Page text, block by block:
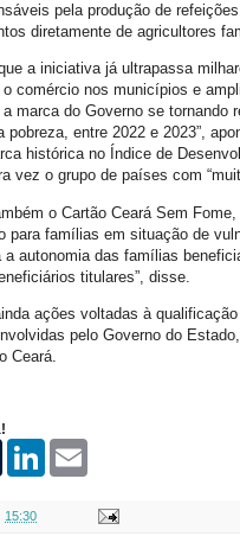
pela produção de
diretamente de agricultores
a iniciativa já ultrapassa
comércio nos municípios e
marca do Governo se
pobreza, entre 2022 e 2023”,
histórica no Índice de
vez o grupo de países com
o Cartão Ceará Sem
para famílias em situação de
autonomia das famílias
titulares”, disse.
ações voltadas à
pelo Governo do
Ceará.
T
l
L
15:30